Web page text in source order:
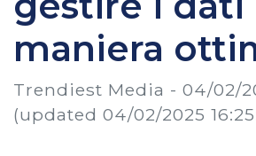
maniera
Trendiest Media - 04/02/
(updated 04/02/2025